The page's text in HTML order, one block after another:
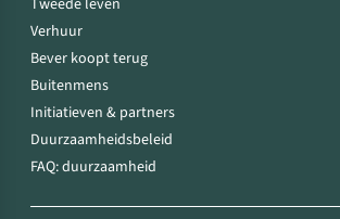
Tweede leven
Verhuur
Bever koopt terug
Buitenmens
Initiatieven & partners
Duurzaamheidsbeleid
FAQ: duurzaamheid